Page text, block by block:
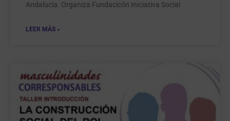
Andalucía. Organiza Fundacicón Iniciativa Social
LEER MÁS »